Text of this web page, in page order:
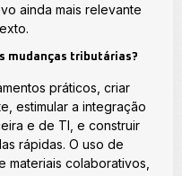
ainda mais relevante
mudanças tributárias?
práticos, criar
estimular a integração
e de TI, e construir
rápidas. O uso de
materiais colaborativos,